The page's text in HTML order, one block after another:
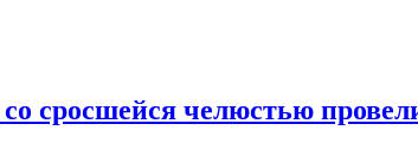
сросшейся челюстью